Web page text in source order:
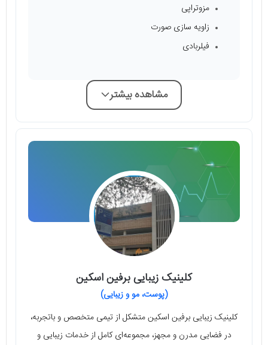
مزوتراپی
زاویه سازی صورت
فیلربادی
مشاهده بیشتر
کلینیک زیبایی برفین اسکین
(پوست، مو و زیبایی)
کلینیک زیبایی برفین اسکین متشکل از تیمی متخصص و باتجربه،
در فضایی مدرن و مجهز، مجموعه‌ای کامل از خدمات زیبایی و